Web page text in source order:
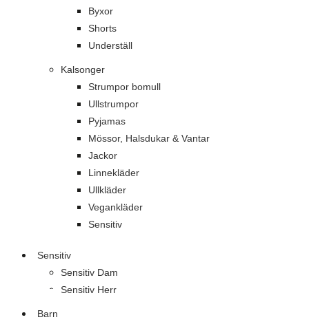
Byxor
Shorts
Underställ
Kalsonger
Strumpor bomull
Ullstrumpor
Pyjamas
Mössor, Halsdukar & Vantar
Jackor
Linnekläder
Ullkläder
Vegankläder
Sensitiv
Sensitiv
Sensitiv Dam
Sensitiv Herr
Barn